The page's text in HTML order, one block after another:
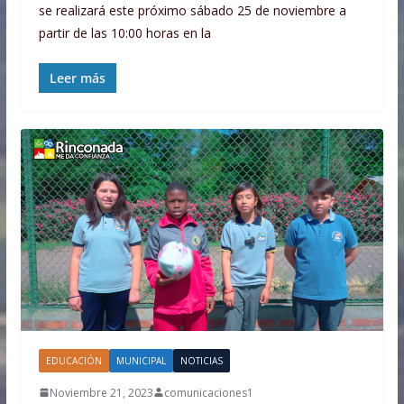
se realizará este próximo sábado 25 de noviembre a
partir de las 10:00 horas en la
Leer más
EDUCACIÓN MUNICIPAL NOTICIAS
Noviembre 21, 2023 comunicaciones1